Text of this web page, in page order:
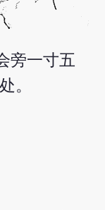
旁一寸五
。